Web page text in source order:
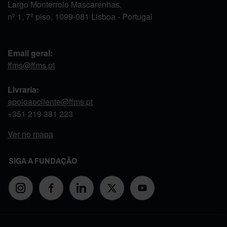
Largo Monterroio Mascarenhas,
nº 1, 7º piso, 1099-081 Lisboa - Portugal
Email geral:
ffms@ffms.pt
Livraria:
apoioaocliente@ffms.pt
+351 219 381 223
Ver no mapa
SIGA A FUNDAÇÃO